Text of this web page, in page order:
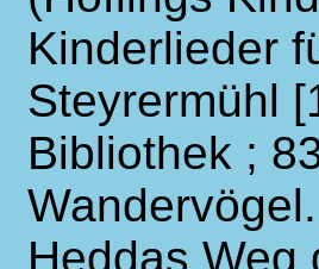
Kinderlieder
Steyrermühl
Bibliothek ;
Heddas Weg